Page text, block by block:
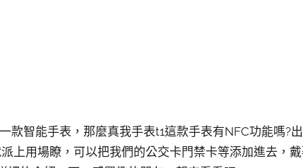
款智能手表，那麼真我手表t1這款手表有NFC功能嗎?
上用場瞭，可以把我們的公交卡門禁卡等添加進去，